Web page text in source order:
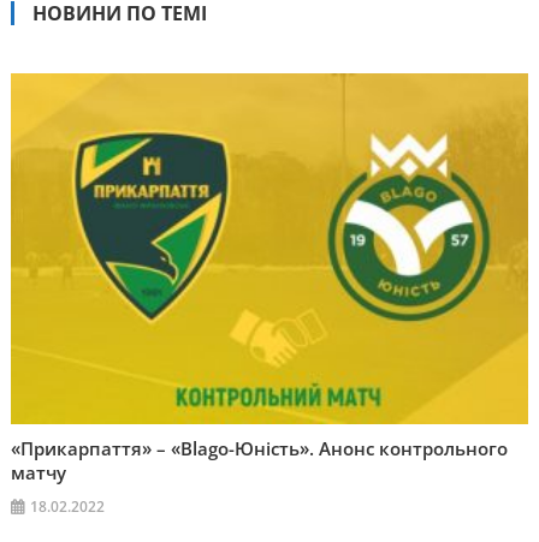
НОВИНИ ПО ТЕМІ
«Прикарпаття» – «Blago-Юність». Анонс контрольного
матчу
18.02.2022